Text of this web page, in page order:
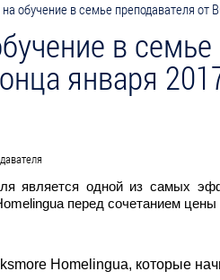
обучение в семье преподавателя от
в
января
является одной из самых
перед сочетанием
Homelingua, которые